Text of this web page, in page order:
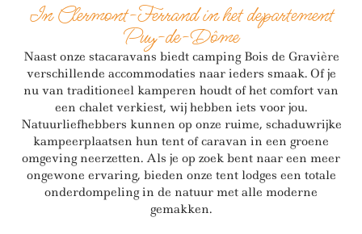
In Clermont-Ferrand in het departement
Puy-de-Dôme
Naast onze stacaravans biedt camping Bois de Gravière
verschillende accommodaties naar ieders smaak. Of je
nu van traditioneel kamperen houdt of het comfort van
een chalet verkiest, wij hebben iets voor jou.
Natuurliefhebbers kunnen op onze ruime, schaduwrijke
kampeerplaatsen hun tent of caravan in een groene
omgeving neerzetten. Als je op zoek bent naar een meer
ongewone ervaring, bieden onze tent lodges een totale
onderdompeling in de natuur met alle moderne
gemakken.